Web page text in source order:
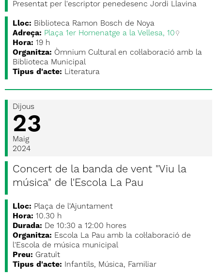
Presentat per l'escriptor penedesenc Jordi Llavina
Lloc: Biblioteca Ramon Bosch de Noya
Adreça: Plaça 1er Homenatge a la Vellesa, 10
Hora: 19 h
Organitza: Òmnium Cultural en col·laboració amb la
Biblioteca Municipal
Tipus d'acte: Literatura
Dijous
23
Maig
2024
Concert de la banda de vent "Viu la
música" de l'Escola La Pau
Lloc: Plaça de l'Ajuntament
Hora: 10.30 h
Durada: De 10:30 a 12:00 hores
Organitza: Escola La Pau amb la col·laboració de
l'Escola de música municipal
Preu: Gratuït
Tipus d'acte:
Infantils, Música, Familiar